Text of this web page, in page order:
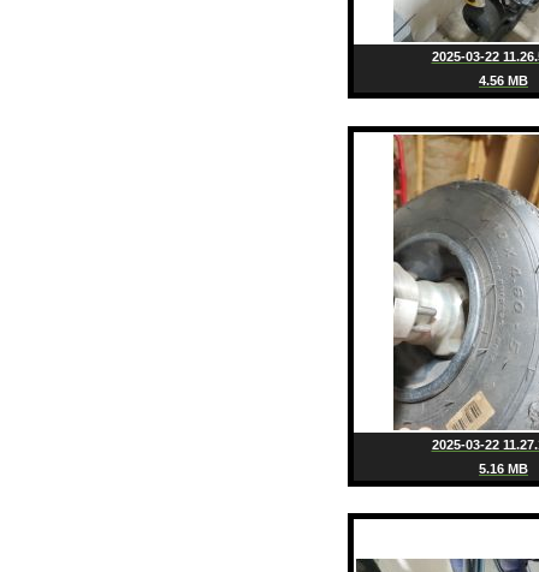
2025-03-22
4.56 MB
2025-03-22
5.16 MB